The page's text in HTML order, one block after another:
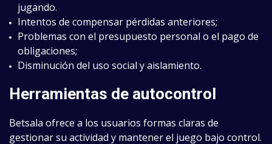
jugando.
Intentos de compensar pérdidas anteriores;
Problemas con el presupuesto personal o el pago de
obligaciones;
Disminución del uso social y aislamiento.
Herramientas de autocontrol
Betsala ofrece a los usuarios formas claras de
gestionar su actividad y mantener el juego bajo control.